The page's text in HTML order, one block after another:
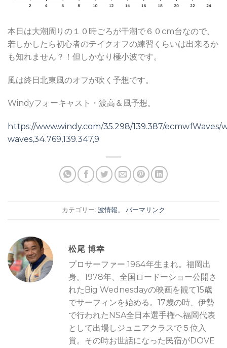
本日は大潮周りの１０時ごろが干潮で６０cm台なので、
若しかしたら初心者のテイクオフの練習くらいは出来るか
も知れません？！但しかなり極小波です。
風は終日北東風のオフが吹く予想です。
Windyフォーキャスト・波高＆風予想。
https://www.windy.com/35.298/139.387/ecmwfWaves/
waves,34.769,139.347,9
カテゴリー: 波情報。 パーマリンク
松尾 博幸
プロサーファー 1964年生まれ。福岡出
身。1978年、全国ロードーショー公開さ
れたBig Wednesdayの映画を観て15歳
でサーフィンを始める。17歳の時、伊勢
で行われたNSA全日本選手権へ福岡代表
として出場しジュニアクラスで５位入
賞。その時お世話になった民宿がDOVE